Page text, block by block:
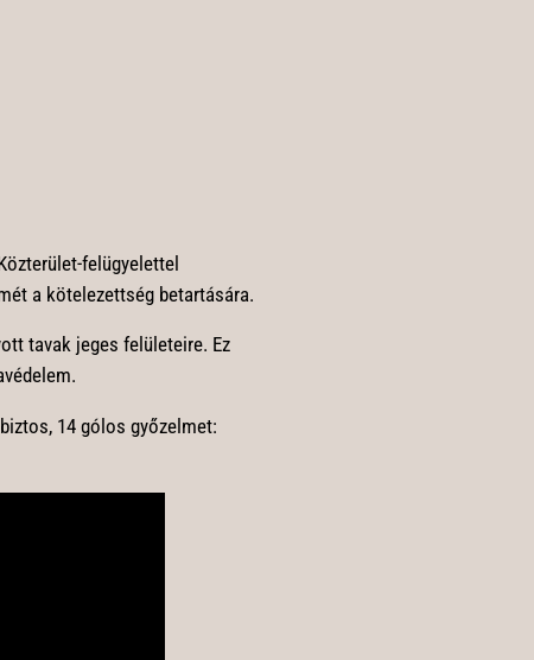
felügyelettel
a kötelezettség betartására.
tavak jeges felületeire. Ez
14 gólos győzelmet: